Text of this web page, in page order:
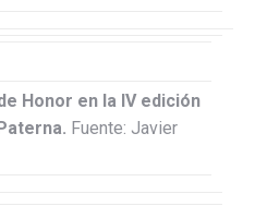
Honor en la IV edición
Fuente: Javier